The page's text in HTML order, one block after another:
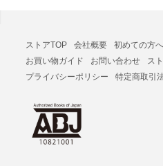
ストアTOP 会社概要 初めての方へ
お買い物ガイド
お問い合わせ
ス
プライバシーポリシー
特定商取引